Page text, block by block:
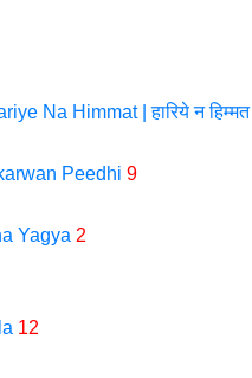
Na Himmat | हारिये न हिम्मत
Peedhi 9
Yagya 2
12